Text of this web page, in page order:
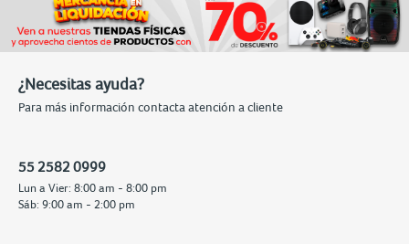
¿Necesitas ayuda?
Para más información contacta atención a cliente
55 2582 0999
Lun a Vier: 8:00 am - 8:00 pm
Sáb: 9:00 am - 2:00 pm